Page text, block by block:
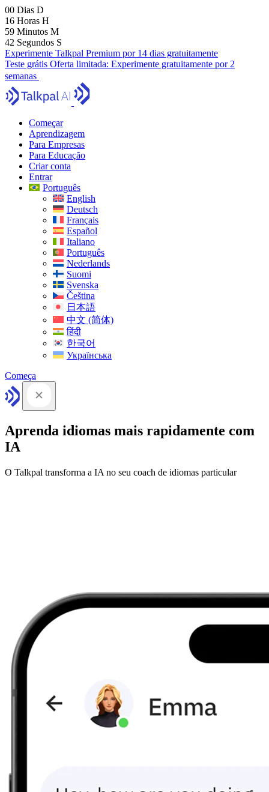
00 Dias D
16 Horas H
59 Minutos M
41 Segundos S
Experimente Talkpal Premium por 14 dias gratuitamente
Teste grátis Oferta limitada: Experimente gratuitamente por 2
semanas
Começar
Aprendizagem
Para Empresas
Para Educação
Criar conta
Entrar
Português
English
Deutsch
Français
Español
Italiano
Português
Nederlands
Suomi
Svenska
Čeština
日本語
中文 (简体)
हिंदी
한국어
Українська
Começa
Aprenda idiomas mais rapidamente com
IA
O Talkpal transforma a IA no seu coach de idiomas particular